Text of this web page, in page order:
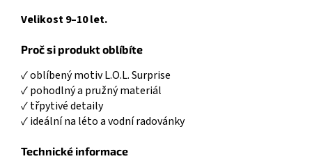
Velikost 9–10 let.
Proč si produkt oblíbíte
✓ oblíbený motiv L.O.L. Surprise
✓ pohodlný a pružný materiál
✓ třpytivé detaily
✓ ideální na léto a vodní radovánky
Technické informace